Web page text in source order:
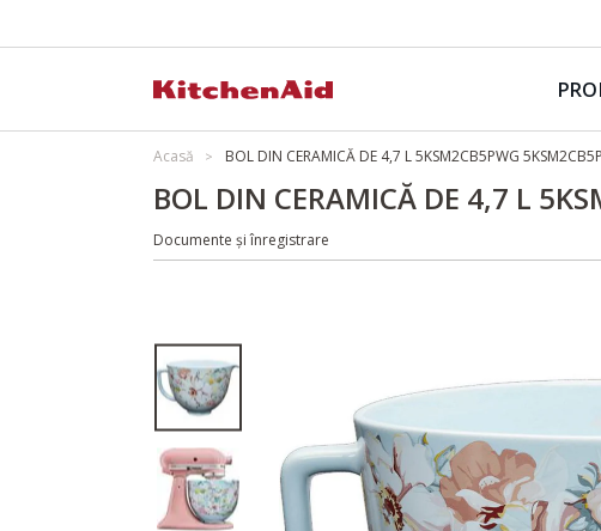
Acasă BOL DIN CERAMICĂ DE 4,7 L 5KSM2CB5PWG
BOL DIN CERAMICĂ DE 4,7 L
Documente și înregistrare